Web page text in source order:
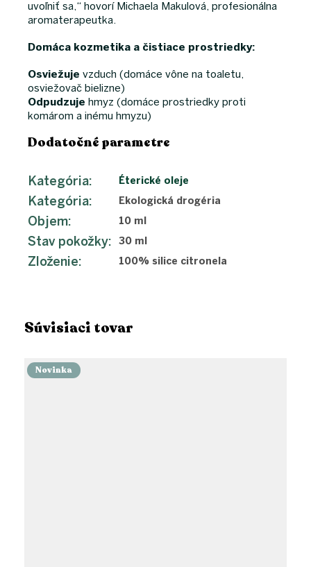
Súvisiaci tovar
Novinka
uvoľniť sa,“ hovorí Michaela Makulová, profesionálna
aromaterapeutka.
Domáca kozmetika a čistiace prostriedky:
Osviežuje vzduch (domáce vône na toaletu,
osviežovač bielizne)
Odpudzuje hmyz (domáce prostriedky proti
komárom a inému hmyzu)
Dodatočné parametre
Kategória: Éterické oleje
Kategória: Ekologická drogéria
Objem: 10 ml
Stav pokožky: 30 ml
Zloženie: 100% silice citronela